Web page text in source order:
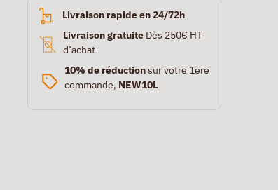
Livraison rapide en 24/72h
Livraison gratuiteDès 250€ HT
d’achat
10% de réductionsur votre 1ère
commande, NEW10L